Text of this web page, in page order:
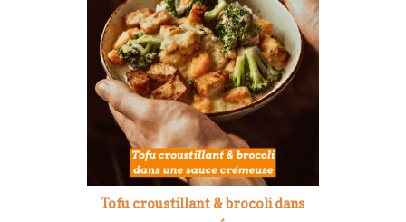
Tofu croustillant & brocoli dans